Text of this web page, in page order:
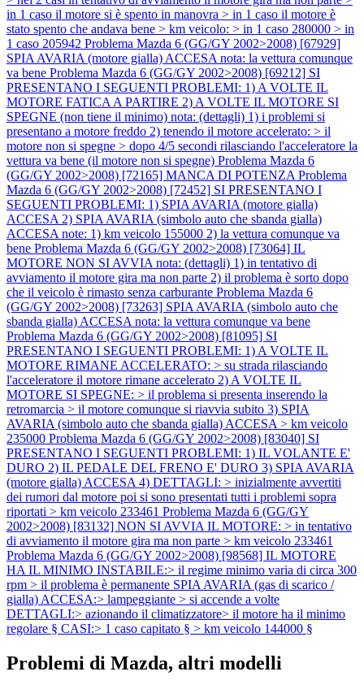
in 1 caso il motore si è spento in manovra > in 1 caso il motore è
stato spento che andava bene > km veicolo: > in 1 caso 280000 > in
1 caso 205942 Problema Mazda 6 (GG/GY 2002>2008) [67929]
SPIA AVARIA (motore gialla) ACCESA nota: la vettura comunque
va bene Problema Mazda 6 (GG/GY 2002>2008) [69212] SI
PRESENTANO I SEGUENTI PROBLEMI: 1) A VOLTE IL
MOTORE FATICA A PARTIRE 2) A VOLTE IL MOTORE SI
SPEGNE (non tiene il minimo) nota: (dettagli) 1) i problemi si
presentano a motore freddo 2) tenendo il motore accelerato: > il
motore non si spegne > dopo 4/5 secondi rilasciando l'acceleratore la
vettura va bene (il motore non si spegne) Problema Mazda 6
(GG/GY 2002>2008) [72165] MANCA DI POTENZA Problema
Mazda 6 (GG/GY 2002>2008) [72452] SI PRESENTANO I
SEGUENTI PROBLEMI: 1) SPIA AVARIA (motore gialla)
ACCESA 2) SPIA AVARIA (simbolo auto che sbanda gialla)
ACCESA note: 1) km veicolo 155000 2) la vettura comunque va
bene Problema Mazda 6 (GG/GY 2002>2008) [73064] IL
MOTORE NON SI AVVIA nota: (dettagli) 1) in tentativo di
avviamento il motore gira ma non parte 2) il problema è sorto dopo
che il veicolo è rimasto senza carburante Problema Mazda 6
(GG/GY 2002>2008) [73263] SPIA AVARIA (simbolo auto che
sbanda gialla) ACCESA nota: la vettura comunque va bene
Problema Mazda 6 (GG/GY 2002>2008) [81095] SI
PRESENTANO I SEGUENTI PROBLEMI: 1) A VOLTE IL
MOTORE RIMANE ACCELERATO: > su strada rilasciando
l'acceleratore il motore rimane accelerato 2) A VOLTE IL
MOTORE SI SPEGNE: > il problema si presenta inserendo la
retromarcia > il motore comunque si riavvia subito 3) SPIA
AVARIA (simbolo auto che sbanda gialla) ACCESA > km veicolo
235000 Problema Mazda 6 (GG/GY 2002>2008) [83040] SI
PRESENTANO I SEGUENTI PROBLEMI: 1) IL VOLANTE E'
DURO 2) IL PEDALE DEL FRENO E' DURO 3) SPIA AVARIA
(motore gialla) ACCESA 4) DETTAGLI: > inizialmente avvertiti
dei rumori dal motore poi si sono presentati tutti i problemi sopra
riportati > km veicolo 233461 Problema Mazda 6 (GG/GY
2002>2008) [83132] NON SI AVVIA IL MOTORE: > in tentativo
di avviamento il motore gira ma non parte > km veicolo 233461
Problema Mazda 6 (GG/GY 2002>2008) [98568] IL MOTORE
HA IL MINIMO INSTABILE:> il regime minimo varia di circa 300
rpm > il problema è permanente SPIA AVARIA (gas di scarico /
gialla) ACCESA:> lampeggiante > si accende a volte
DETTAGLI:> azionando il climatizzatore> il motore ha il minimo
regolare § CASI:> 1 caso capitato § > km veicolo 144000 §
Problemi di Mazda, altri modelli